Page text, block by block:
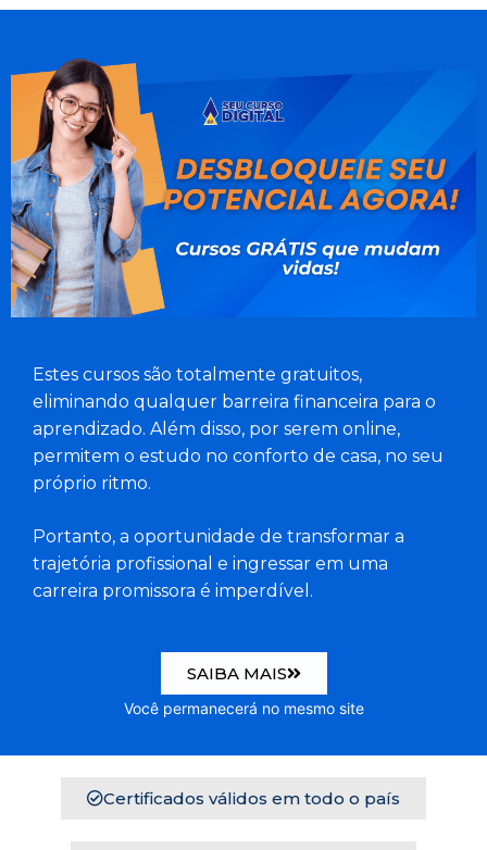
Estes cursos são totalmente gratuitos,
eliminando qualquer barreira financeira para o
aprendizado. Além disso, por serem online,
permitem o estudo no conforto de casa, no seu
próprio ritmo.
Portanto, a oportunidade de transformar a
trajetória profissional e ingressar em uma
carreira promissora é imperdível.
SAIBA MAIS
Você permanecerá no mesmo site
Certificados válidos em todo o país